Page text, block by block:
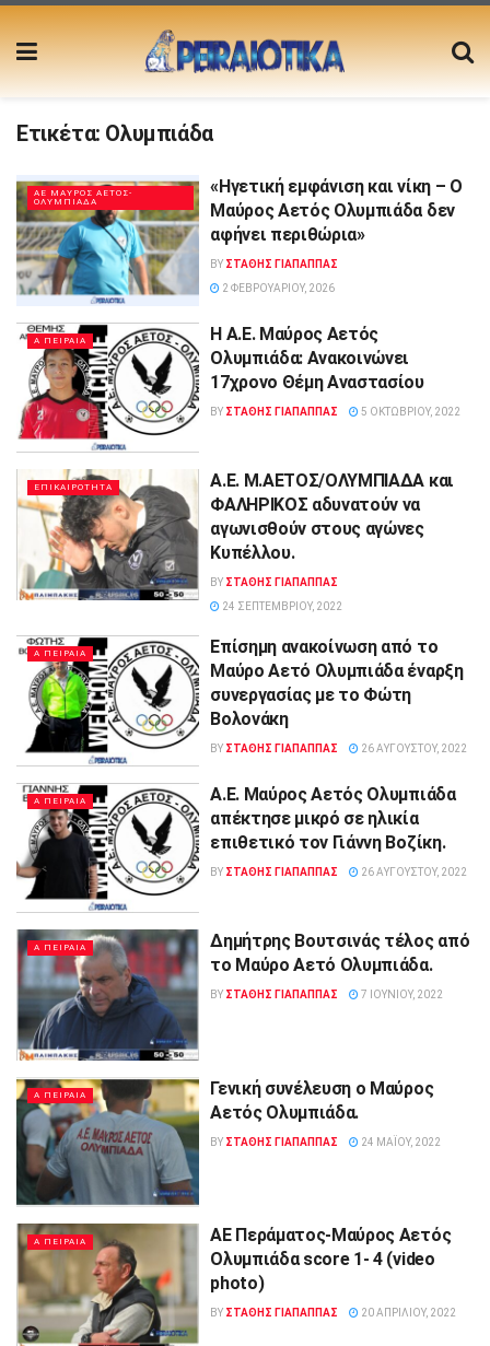
Ετικέτα: Ολυμπιάδα
ΑΕ ΜΑΥΡΟΣ ΑΕΤΟΣ-
ΟΛΥΜΠΙΑΔΑ
«Ηγετική εμφάνιση και νίκη – Ο
Μαύρος Αετός Ολυμπιάδα δεν
αφήνει περιθώρια»
BY ΣΤΑΘΗΣ ΓΊΑΠΑΠΠΑΣ
2 ΦΕΒΡΟΥΑΡΊΟΥ, 2026
Α ΠΕΙΡΑΙΑ
Η Α.Ε. Μαύρος Αετός
Ολυμπιάδα: Aνακοινώνει
17χρονο Θέμη Αναστασίου
BY ΣΤΑΘΗΣ ΓΊΑΠΑΠΠΑΣ 5 ΟΚΤΩΒΡΊΟΥ, 2022
ΕΠΙΚΑΙΡΟΤΗΤΑ
Α.Ε. Μ.ΑΕΤΟΣ/ΟΛΥΜΠΙΑΔΑ και
ΦΑΛΗΡΙΚΟΣ αδυνατούν να
αγωνισθούν στους αγώνες
Κυπέλλου.
BY ΣΤΑΘΗΣ ΓΊΑΠΑΠΠΑΣ
24 ΣΕΠΤΕΜΒΡΊΟΥ, 2022
Α ΠΕΙΡΑΙΑ
Eπίσημη ανακοίνωση από το
Mαύρο Aετό Ολυμπιάδα έναρξη
συνεργασίας με το Φώτη
Βολονάκη
BY ΣΤΑΘΗΣ ΓΊΑΠΑΠΠΑΣ 26 ΑΥΓΟΎΣΤΟΥ, 2022
Α ΠΕΙΡΑΙΑ
Α.Ε. Μαύρος Αετός Ολυμπιάδα
απέκτησε μικρό σε ηλικία
επιθετικό τον Γιάννη Βοζίκη.
BY ΣΤΑΘΗΣ ΓΊΑΠΑΠΠΑΣ 26 ΑΥΓΟΎΣΤΟΥ, 2022
Α ΠΕΙΡΑΙΑ
Δημήτρης Βουτσινάς τέλος από
το Μαύρο Αετό Ολυμπιάδα.
BY ΣΤΑΘΗΣ ΓΊΑΠΑΠΠΑΣ 7 ΙΟΥΝΊΟΥ, 2022
Α ΠΕΙΡΑΙΑ
Γενική συνέλευση ο Μαύρος
Αετός Ολυμπιάδα.
BY ΣΤΑΘΗΣ ΓΊΑΠΑΠΠΑΣ 24 ΜΑΪ́ΟΥ, 2022
Α ΠΕΙΡΑΙΑ
ΑΕ Περάματος-Mαύρος Aετός
Ολυμπιάδα score 1- 4 (video
photo)
BY ΣΤΑΘΗΣ ΓΊΑΠΑΠΠΑΣ 20 ΑΠΡΙΛΊΟΥ, 2022